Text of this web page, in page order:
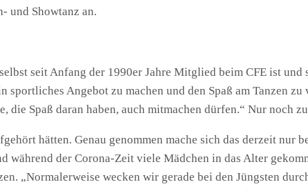
und Showtanz an.
seit Anfang der 1990er Jahre Mitglied beim CFE ist und
Angebot zu machen und den Spaß am Tanzen
Spaß daran haben, auch mitmachen dürfen.“ Nur noch
hätten. Genau genommen mache sich das derzeit nur
der Corona-Zeit viele Mädchen in das Alter
„Normalerweise wecken wir gerade bei den Jüngsten